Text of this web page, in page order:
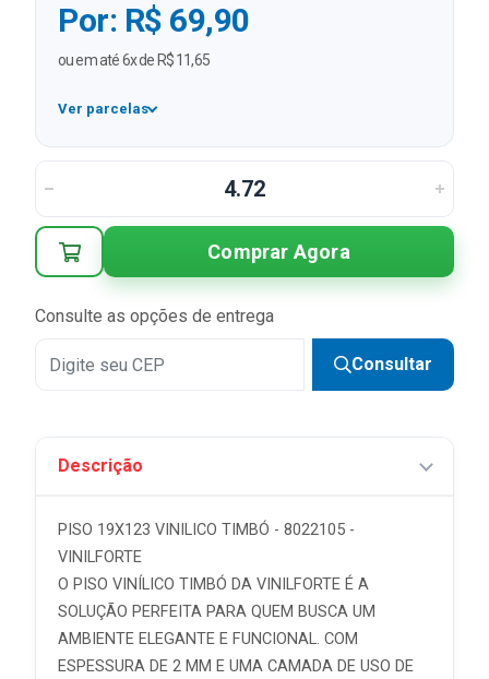
Por: R$ 69,90
ou em até 6x de R$ 11,65
Ver parcelas
1x R$ 69,90
3x R$ 23,30 sem juros
4x R$ 17,48 sem juros
5x
Comprar Agora
Consulte as opções de entrega
Consultar
Descrição
PISO 19X123 VINILICO TIMBÓ - 8022105 -
VINILFORTE
O PISO VINÍLICO TIMBÓ DA VINILFORTE É A
SOLUÇÃO PERFEITA PARA QUEM BUSCA UM
AMBIENTE ELEGANTE E FUNCIONAL. COM
ESPESSURA DE 2 MM E UMA CAMADA DE USO DE